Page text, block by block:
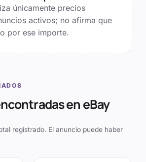
únicamente precios
activos; no afirma que
por ese importe.
en eBay
registrado. El anuncio puede haber